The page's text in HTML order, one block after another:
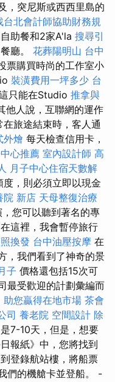
，突尼斯或西西里島的
台北會計師協助財務規
助餐和2家A'la 搜尋引
廳。 花葬陽明山 台中
票購買時尚的工作室小
裝潢費用一坪多少 台
只能在Studio 推拿與
他人說，互聯網的運作
在旅途結束時，客人通
外燴 每天檢查信用卡，
心推薦 室內設計師 高
月子中心住宿天數解
，則必須立即以現金
院 新店 天母整復治療
您可以聽到著名的專
這裡，我會暫停旅行
換發 台中油壓按摩 在
，我們看到了神奇的景
子 價格還包括15次可
最受歡迎的計劃彙編而
助您贏得在地市場 茶會
司 養老院 空間設計 除
7-10天，但是，想要
報紙》中，您將找到
登錄航站樓，將船票
們的機艙卡並登船。 -